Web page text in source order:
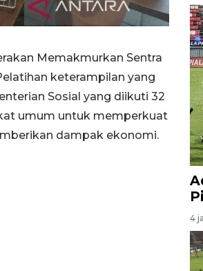
Memakmurkan Sentra
keterampilan yang
Sosial yang diikuti 32
umum untuk memperkuat
dampak ekonomi.
4